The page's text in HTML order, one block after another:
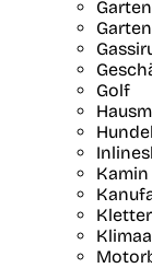
Garten
Golf
Kamin